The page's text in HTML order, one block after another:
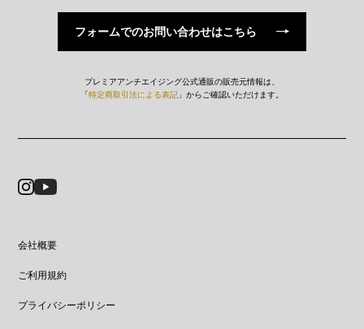
フォームでのお問い合わせはこちら
プレミアアンチエイジング公式通販の販売元情報は、
「特定商取引法による表記 」からご確認いただけます。
会社概要
ご利用規約
プライバシーポリシー